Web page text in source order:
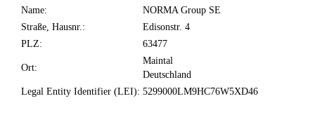
Name:
NORMA Group SE
Straße, Hausnr.:
Edisonstr. 4
PLZ:
63477
Ort:
Maintal
Deutschland
Legal Entity Identifier (LEI): 5299000LM9HC76W5XD46